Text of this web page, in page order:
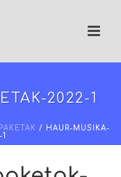
2022-1
/ HAUR-MUSIKA-